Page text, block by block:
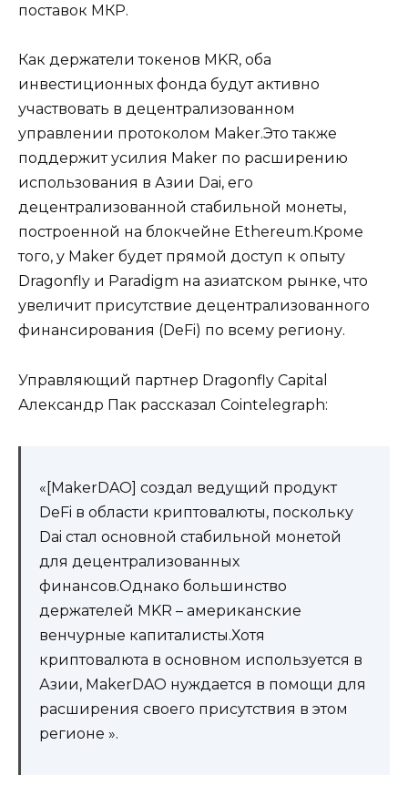
поставок МКР.
Как держатели токенов MKR, оба
инвестиционных фонда будут активно
участвовать в децентрализованном
управлении протоколом Maker.Это также
поддержит усилия Maker по расширению
использования в Азии Dai, его
децентрализованной стабильной монеты,
построенной на блокчейне Ethereum.Кроме
того, у Maker будет прямой доступ к опыту
Dragonfly и Paradigm на азиатском рынке, что
увеличит присутствие децентрализованного
финансирования (DeFi) по всему региону.
Управляющий партнер Dragonfly Capital
Александр Пак рассказал Cointelegraph:
«[MakerDAO] создал ведущий продукт
DeFi в области криптовалюты, поскольку
Dai стал основной стабильной монетой
для децентрализованных
финансов.Однако большинство
держателей MKR – американские
венчурные капиталисты.Хотя
криптовалюта в основном используется в
Азии, MakerDAO нуждается в помощи для
расширения своего присутствия в этом
регионе ».